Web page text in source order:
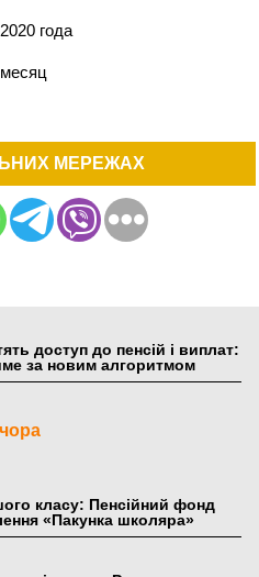
МЕРЕЖАХ
доступ до пенсій і виплат:
за новим алгоритмом
класу: Пенсійний фонд
«Пакунка школяра»